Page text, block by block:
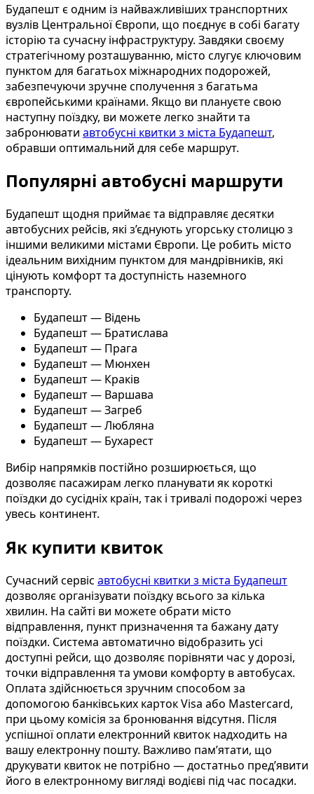
Будапешт є одним із найважливіших транспортних
вузлів Центральної Європи, що поєднує в собі багату
історію та сучасну інфраструктуру. Завдяки своєму
стратегічному розташуванню, місто слугує ключовим
пунктом для багатьох міжнародних подорожей,
забезпечуючи зручне сполучення з багатьма
європейськими країнами. Якщо ви плануєте свою
наступну поїздку, ви можете легко знайти та
забронювати автобусні квитки з міста Будапешт,
обравши оптимальний для себе маршрут.
Популярні автобусні маршрути
Будапешт щодня приймає та відправляє десятки
автобусних рейсів, які з’єднують угорську столицю з
іншими великими містами Європи. Це робить місто
ідеальним вихідним пунктом для мандрівників, які
цінують комфорт та доступність наземного
транспорту.
Будапешт — Відень
Будапешт — Братислава
Будапешт — Прага
Будапешт — Мюнхен
Будапешт — Краків
Будапешт — Варшава
Будапешт — Загреб
Будапешт — Любляна
Будапешт — Бухарест
Вибір напрямків постійно розширюється, що
дозволяє пасажирам легко планувати як короткі
поїздки до сусідніх країн, так і тривалі подорожі через
увесь континент.
Як купити квиток
Сучасний сервіс автобусні квитки з міста Будапешт
дозволяє організувати поїздку всього за кілька
хвилин. На сайті ви можете обрати місто
відправлення, пункт призначення та бажану дату
поїздки. Система автоматично відобразить усі
доступні рейси, що дозволяє порівняти час у дорозі,
точки відправлення та умови комфорту в автобусах.
Оплата здійснюється зручним способом за
допомогою банківських карток Visa або Mastercard,
при цьому комісія за бронювання відсутня. Після
успішної оплати електронний квиток надходить на
вашу електронну пошту. Важливо пам’ятати, що
друкувати квиток не потрібно — достатньо пред’явити
його в електронному вигляді водієві під час посадки.